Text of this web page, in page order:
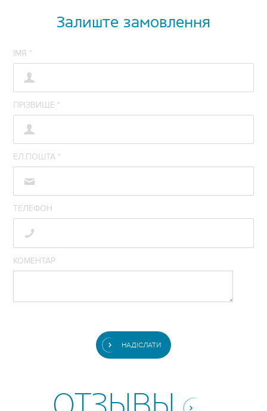
Залиште замовлення
ІМЯ *
ПРІЗВИЩЕ *
ЕЛ.ПОШТА *
ТЕЛЕФОН
КОМЕНТАР
НАДІСЛАТИ